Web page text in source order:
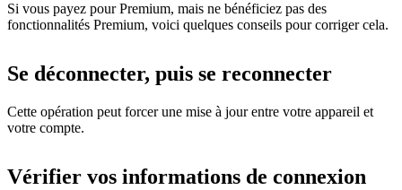
Si vous payez pour Premium, mais ne bénéficiez pas des
fonctionnalités Premium, voici quelques conseils pour corriger cela.
Se déconnecter, puis se reconnecter
Cette opération peut forcer une mise à jour entre votre appareil et
votre compte.
Vérifier vos informations de connexion